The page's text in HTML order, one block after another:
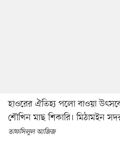
হাওরের ঐতিহ্য পলো বাওয়া
শৌখিন মাছ শিকারি। মিঠামইন
তাফসিলুল আজিজ